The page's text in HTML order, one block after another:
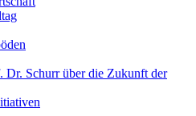
Dr. Schurr über die Zukunft der